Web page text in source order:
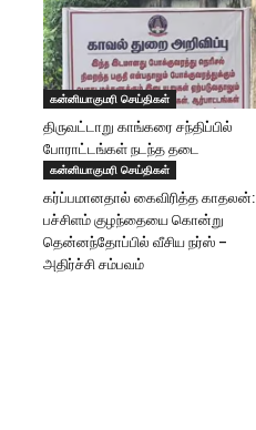
கன்னியாகுமரி செய்திகள்
திருவட்டாறு காங்கரை சந்திப்பில்
போராட்டங்கள் நடந்த தடை
கன்னியாகுமரி செய்திகள்
கர்ப்பமானதால் கைவிரித்த காதலன்:
பச்சிளம் குழந்தையை கொன்று
தென்னந்தோப்பில் வீசிய நர்ஸ் –
அதிர்ச்சி சம்பவம்